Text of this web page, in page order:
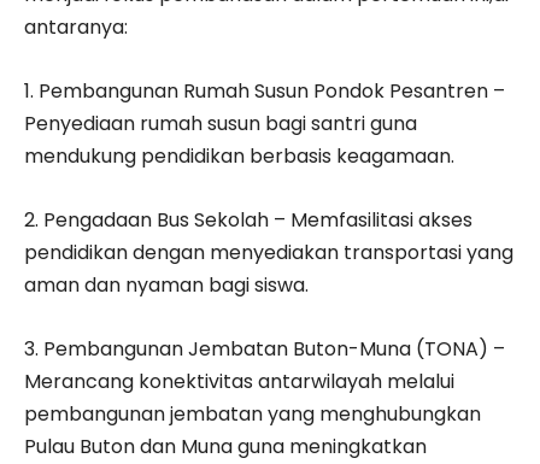
antaranya:
1. Pembangunan Rumah Susun Pondok Pesantren –
Penyediaan rumah susun bagi santri guna
mendukung pendidikan berbasis keagamaan.
2. Pengadaan Bus Sekolah – Memfasilitasi akses
pendidikan dengan menyediakan transportasi yang
aman dan nyaman bagi siswa.
3. Pembangunan Jembatan Buton-Muna (TONA) –
Merancang konektivitas antarwilayah melalui
pembangunan jembatan yang menghubungkan
Pulau Buton dan Muna guna meningkatkan